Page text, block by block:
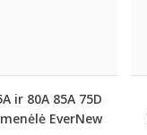
ir 80A 85A 75D
EverNew